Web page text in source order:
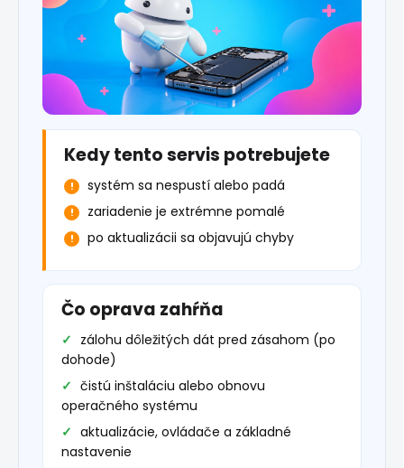
Kedy tento servis potrebujete
systém sa nespustí alebo padá
zariadenie je extrémne pomalé
po aktualizácii sa objavujú chyby
Čo oprava zahŕňa
zálohu dôležitých dát pred zásahom (po
dohode)
čistú inštaláciu alebo obnovu
operačného systému
aktualizácie, ovládače a základné
nastavenie